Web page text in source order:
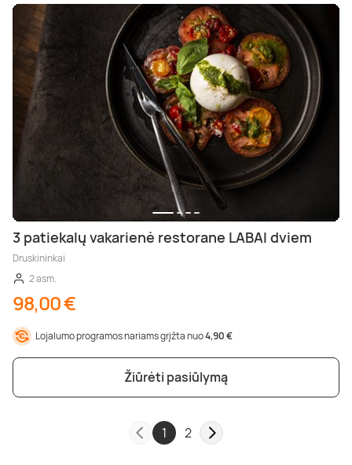
3 patiekalų vakarienė restorane LABAI dviem
Druskininkai
2 asm.
98,00 €
Lojalumo programos nariams grįžta nuo4,90 €
Žiūrėti pasiūlymą
1 2